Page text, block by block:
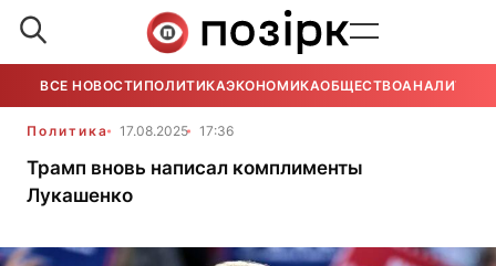
ВСЕ НОВОСТИ ПОЛИТИКАЭКОНОМИКАОБЩЕСТВОАНАЛИТИКА
Политика 17.08.2025 17:36
Трамп вновь написал комплименты
Лукашенко